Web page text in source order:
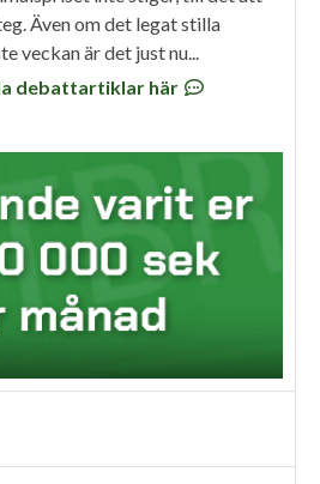
Även om det legat stilla
veckan är det just nu...
debattartiklar här